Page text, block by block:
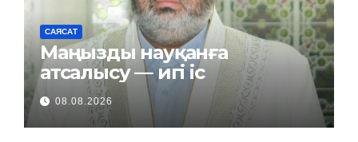
САЯСАТ
Маңызды науқанға
атсалысу — игі іс
08.08.2026